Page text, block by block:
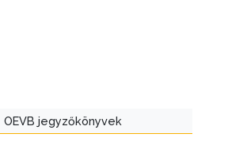
OEVB jegyzőkönyvek